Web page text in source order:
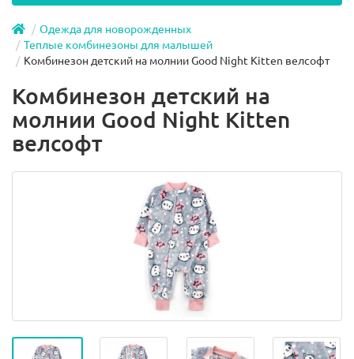
Одежда для новорожденных
Теплые комбинезоны для малышей
Комбинезон детский на молнии Good Night Kitten велсофт
Комбинезон детский на
молнии Good Night Kitten
велсофт